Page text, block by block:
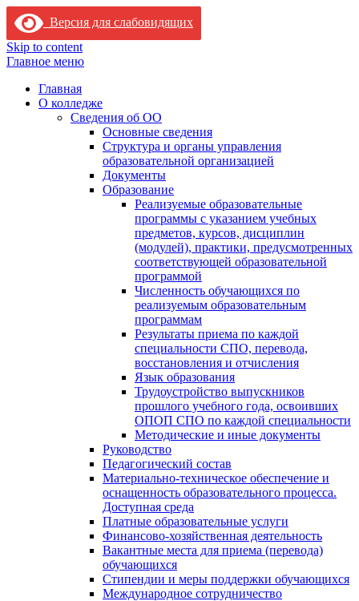
Версия для слабовидящих
Skip to content
Главное меню
Главная
О колледже
Сведения об ОО
Основные сведения
Структура и органы управления
образовательной организацией
Документы
Образование
Реализуемые образовательные
программы с указанием учебных
предметов, курсов, дисциплин
(модулей), практики, предусмотренных
соответствующей образовательной
программой
Численность обучающихся по
реализуемым образовательным
программам
Результаты приема по каждой
специальности СПО, перевода,
восстановления и отчисления
Язык образования
Трудоустройство выпускников
прошлого учебного года, освоивших
ОПОП СПО по каждой специальности
Методические и иные документы
Руководство
Педагогический состав
Материально-техническое обеспечение и
оснащенность образовательного процесса.
Доступная среда
Платные образовательные услуги
Финансово-хозяйственная деятельность
Вакантные места для приема (перевода)
обучающихся
Стипендии и меры поддержки обучающихся
Международное сотрудничество